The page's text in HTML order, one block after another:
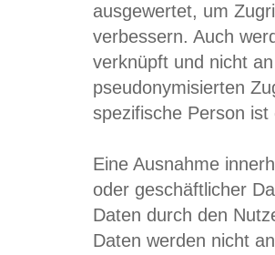
ausgewertet, um
verbessern. Auch
verknüpft und nicht
pseudonymisierten
spezifische Person
Eine Ausnahme
oder geschäftlicher
Daten durch den
Daten werden nicht